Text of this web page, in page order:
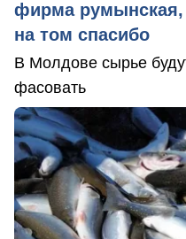
фирма румынская,
на том спасибо
В Молдове сырье
фасовать